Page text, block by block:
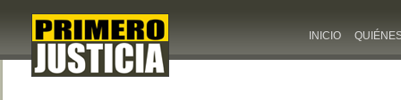
INICIO